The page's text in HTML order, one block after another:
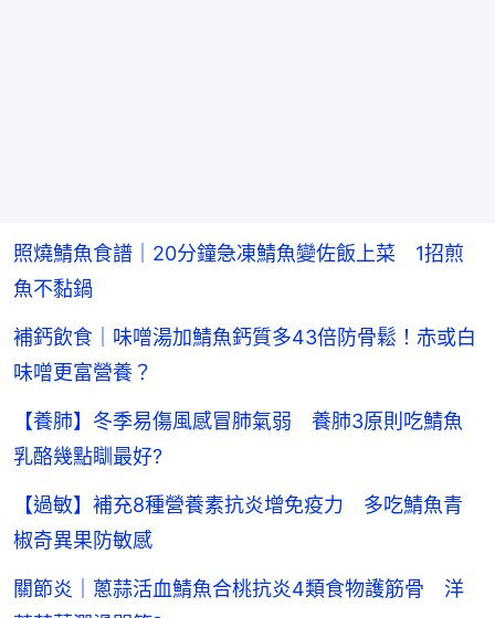
照燒鯖魚食譜｜20分鐘急凍鯖魚變佐飯上菜 1招煎
魚不黏鍋
補鈣飲食｜味噌湯加鯖魚鈣質多43倍防骨鬆！赤或白
味噌更富營養？
【養肺】冬季易傷風感冒肺氣弱 養肺3原則吃鯖魚
乳酪幾點瞓最好?
【過敏】補充8種營養素抗炎增免疫力 多吃鯖魚青
椒奇異果防敏感
關節炎｜蔥蒜活血鯖魚合桃抗炎4類食物護筋骨 洋